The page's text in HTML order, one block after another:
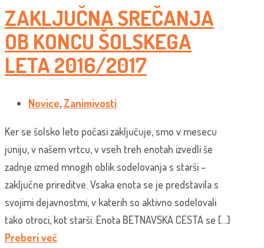
ZAKLJUČNA SREČANJA
OB KONCU ŠOLSKEGA
LETA 2016/2017
Novice,Zanimivosti
Ker se šolsko leto počasi zaključuje, smo v mesecu
juniju, v našem vrtcu, v vseh treh enotah izvedli še
zadnje izmed mnogih oblik sodelovanja s starši –
zaključne prireditve. Vsaka enota se je predstavila s
svojimi dejavnostmi, v katerih so aktivno sodelovali
tako otroci, kot starši. Enota BETNAVSKA CESTA se […]
Preberi več